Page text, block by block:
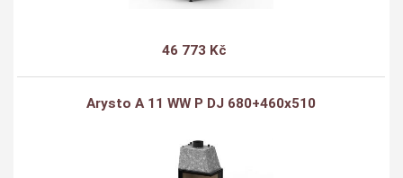
46 773 Kč
Arysto A 11 WW P DJ 680+460x510